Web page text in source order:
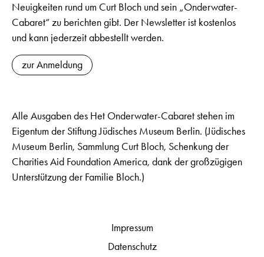
Neuigkeiten rund um Curt Bloch und sein „Onderwater-
Cabaret“ zu berichten gibt. Der Newsletter ist kostenlos
und kann jederzeit abbestellt werden.
zur Anmeldung
Alle Ausgaben des Het Onderwater-Cabaret stehen im
Eigentum der Stiftung Jüdisches Museum Berlin. (Jüdisches
Museum Berlin, Sammlung Curt Bloch, Schenkung der
Charities Aid Foundation America, dank der großzügigen
Unterstützung der Familie Bloch.)
Impressum
Datenschutz